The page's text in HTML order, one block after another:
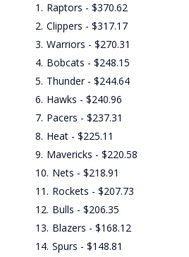
Raptors - $370.62
Clippers - $317.17
Warriors - $270.31
Bobcats - $248.15
Thunder - $244.64
Hawks - $240.96
Pacers - $237.31
Heat - $225.11
Mavericks - $220.58
Nets - $218.91
Rockets - $207.73
Bulls - $206.35
Blazers - $168.12
Spurs - $148.81